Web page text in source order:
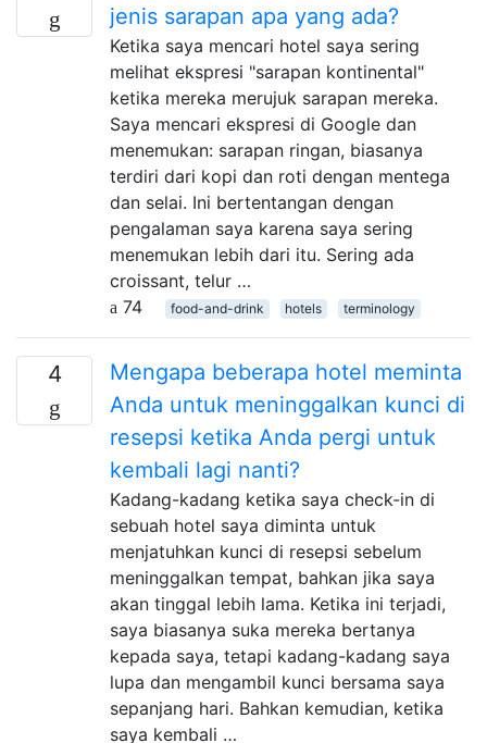
jenis sarapan apa yang ada?
Ketika saya mencari hotel saya sering
melihat ekspresi "sarapan kontinental"
ketika mereka merujuk sarapan mereka.
Saya mencari ekspresi di Google dan
menemukan: sarapan ringan, biasanya
terdiri dari kopi dan roti dengan mentega
dan selai. Ini bertentangan dengan
pengalaman saya karena saya sering
menemukan lebih dari itu. Sering ada
croissant, telur …
74
food-and-drink hotels terminology
4
Mengapa beberapa hotel meminta
Anda untuk meninggalkan kunci di
resepsi ketika Anda pergi untuk
kembali lagi nanti?
Kadang-kadang ketika saya check-in di
sebuah hotel saya diminta untuk
menjatuhkan kunci di resepsi sebelum
meninggalkan tempat, bahkan jika saya
akan tinggal lebih lama. Ketika ini terjadi,
saya biasanya suka mereka bertanya
kepada saya, tetapi kadang-kadang saya
lupa dan mengambil kunci bersama saya
sepanjang hari. Bahkan kemudian, ketika
saya kembali …